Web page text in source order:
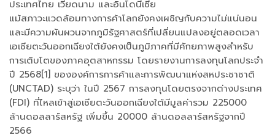
ประเทศไทย เวียดนาม และอินโดนีเซีย
แม้สภาวะแวดล้อมทางการค้าโลกยังคงเผชิญกับความไม่แน่นอน
และมีความผันผวนจากภูมิรัฐศาสตร์ที่เปลี่ยนแปลงอยู่ตลอดเวลา
เอเชียตะวันออกเฉียงใต้ยังคงเป็นภูมิภาคที่มีศักยภาพสูงสำหรับ
การเติบโตของภาคอุตสาหกรรม โดยรายงานการลงทุนโลกประจำ
ปี 2568[1] ขององค์การการค้าและการพัฒนาแห่งสหประชาชาติ
(UNCTAD) ระบุว่า ในปี 2567 การลงทุนโดยตรงจากต่างประเทศ
(FDI) ที่ไหลเข้าสู่เอเชียตะวันออกเฉียงใต้มีมูลค่ารวม 225000
ล้านดอลลาร์สหรัฐ เพิ่มขึ้น 20000 ล้านดอลลาร์สหรัฐจากปี
2566